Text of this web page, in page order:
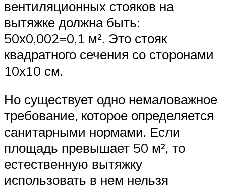
вентиляционных стояков на
вытяжке должна быть:
50х0,002=0,1 м². Это стояк
квадратного сечения со сторонами
10х10 см.
Но существует одно немаловажное
требование, которое определяется
санитарными нормами. Если
площадь превышает 50 м², то
естественную вытяжку
использовать в нем нельзя